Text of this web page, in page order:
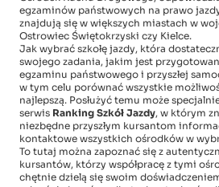
egzaminów państwowych na prawo
znajdują się w większych miastach w
Ostrowiec Świętokrzyski czy Kielce.
Jak wybrać szkołę jazdy, która
swojego zadania, jakim jest
egzaminu państwowego i przyszłej
w tym celu porównać wszystkie
najlepszą. Posłużyć temu może
serwis Ranking Szkół Jazdy, w którym
niezbędne przyszłym kursantom
kontaktowe wszystkich ośrodków w
To tutaj można zapoznać się z
kursantów, którzy współpracę z tymi
chętnie dzielą się swoim